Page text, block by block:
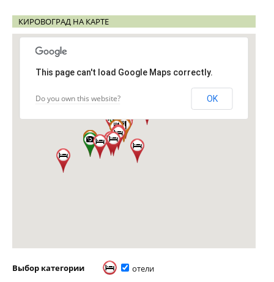
КИРОВОГРАД НА КАРТЕ
This page can't load Google Maps correctly.
Do you own this website? OK
Выбор категории отели